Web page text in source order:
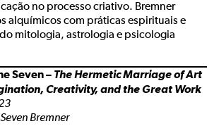
no processo criativo. Bremner
alquímicos com práticas espirituais e
mitologia, astrologia e psicologia
Seven – The Hermetic Marriage of Art
Creativity, and the Great Work
Bremner